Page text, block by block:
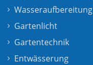
Wasseraufbereitung
Gartenlicht
Gartentechnik
Entwässerung